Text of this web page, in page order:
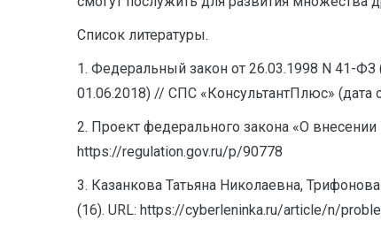
Список литературы.
1. Федеральный закон от 26.03.1998 N 41-ФЗ
01.06.2018) // СПС «КонсультантПлюс» (дата
2. Проект федерального закона «О
https://regulation.gov.ru/p/90778
3. Казанкова Татьяна Николаевна,
(16). URL: https://cyberleninka.ru/article/n/